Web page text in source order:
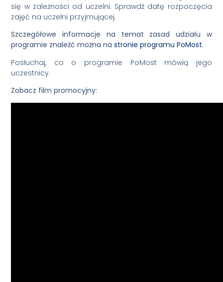
się w zależności od uczelni. Sprawdź datę rozpoczęcia
zajęć na uczelni przyjmującej.
Szczegółowe informacje na temat zasad udziału w
programie znaleźć można nastronie programu PoMost.
Posłuchaj, co o programie PoMost mówią jego
uczestnicy.
Zobacz film promocyjny: